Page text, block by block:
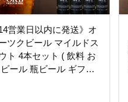
14営業日以内に発送》オ
ツクビール マイルドス
ト 4本セット ( 飲料 お
ール 瓶ビール ギフト